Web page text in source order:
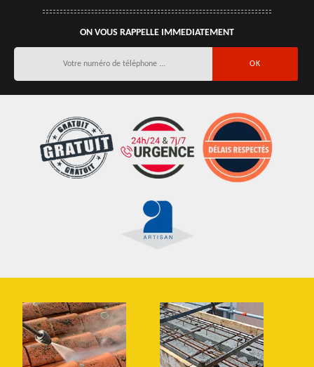
ON VOUS RAPPELLE IMMEDIATEMENT